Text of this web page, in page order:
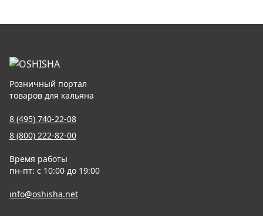
Розничный портал
товаров для кальяна
8 (495) 740-22-08
8 (800) 222-82-00
Время работы
пн-пт: с 10:00 до 19:00
info@oshisha.net